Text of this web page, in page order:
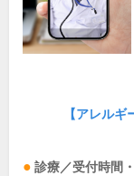
【アレル
診療／受付時間